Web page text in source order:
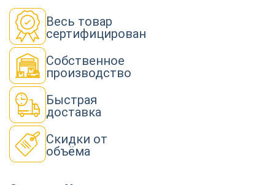
Весь товар
сертифицирован
Собственное
производство
Быстрая
доставка
Скидки от
объёма